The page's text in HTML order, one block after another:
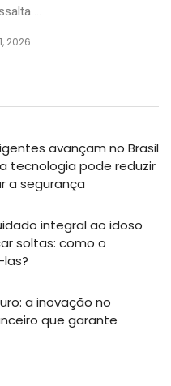
...
2026
avançam no Brasil
tecnologia pode reduzir
a segurança
integral ao idoso
soltas: como o
a inovação no
que garante